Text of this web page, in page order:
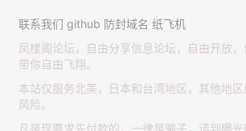
联系我们 github 防封域名 纸飞机
凤楼阁论坛，自由分享信息论坛，自由开放
带你自由飞翔。
本站仅服务北美，日本和台湾地区，其他地
风险。
凡是现要求先付款的，一律是骗子，请到曝光